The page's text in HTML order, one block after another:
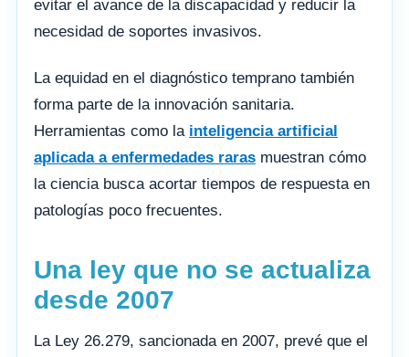
evitar el avance de la discapacidad y reducir la
necesidad de soportes invasivos.
La equidad en el diagnóstico temprano también
forma parte de la innovación sanitaria.
Herramientas como la inteligencia artificial
aplicada a enfermedades raras muestran cómo
la ciencia busca acortar tiempos de respuesta en
patologías poco frecuentes.
Una ley que no se actualiza
desde 2007
La Ley 26.279, sancionada en 2007, prevé que el